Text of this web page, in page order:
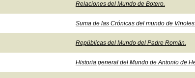
Relaciones del Mundo de Botero.
Suma de las Crónicas del mundo de Vinoles.
Repúblicas del Mundo del Padre Román.
Historia general del Mundo de Antonio de